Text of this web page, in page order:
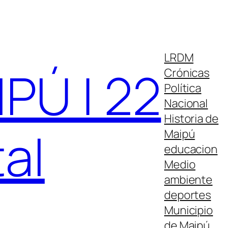
| 22
LRDM
Crónicas
Política
Nacional
Historia de
Maipú
educacion
Medio
ambiente
deportes
Municipio